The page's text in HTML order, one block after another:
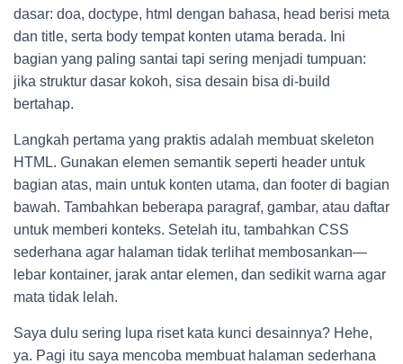
dasar: doa, doctype, html dengan bahasa, head berisi meta
dan title, serta body tempat konten utama berada. Ini
bagian yang paling santai tapi sering menjadi tumpuan:
jika struktur dasar kokoh, sisa desain bisa di-build
bertahap.
Langkah pertama yang praktis adalah membuat skeleton
HTML. Gunakan elemen semantik seperti header untuk
bagian atas, main untuk konten utama, dan footer di bagian
bawah. Tambahkan beberapa paragraf, gambar, atau daftar
untuk memberi konteks. Setelah itu, tambahkan CSS
sederhana agar halaman tidak terlihat membosankan—
lebar kontainer, jarak antar elemen, dan sedikit warna agar
mata tidak lelah.
Saya dulu sering lupa riset kata kunci desainnya? Hehe,
ya. Pagi itu saya mencoba membuat halaman sederhana